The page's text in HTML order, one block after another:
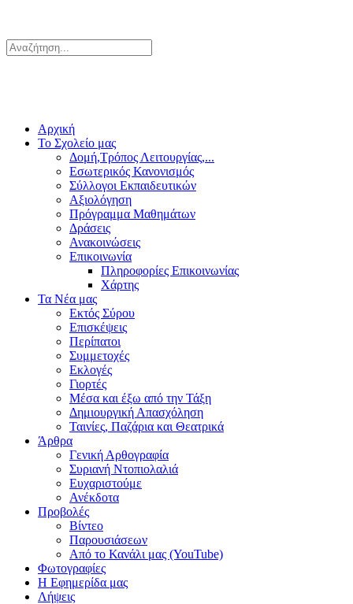
Αρχική
Το Σχολείο μας
Δομή,Τρόπος Λειτουργίας,...
Εσωτερικός Κανονισμός
Σύλλογοι Εκπαιδευτικών
Αξιολόγηση
Πρόγραμμα Μαθημάτων
Δράσεις
Ανακοινώσεις
Επικοινωνία
Πληροφορίες Επικοινωνίας
Χάρτης
Τα Νέα μας
Εκτός Σύρου
Επισκέψεις
Περίπατοι
Συμμετοχές
Εκλογές
Γιορτές
Μέσα και έξω από την Τάξη
Δημιουργική Απασχόληση
Ταινίες, Παζάρια και Θεατρικά
Άρθρα
Γενική Αρθογραφία
Συριανή Ντοπιολαλιά
Ευχαριστούμε
Ανέκδοτα
Προβολές
Βίντεο
Παρουσιάσεων
Από το Κανάλι μας (YouTube)
Φωτογραφίες
Η Εφημερίδα μας
Λήψεις